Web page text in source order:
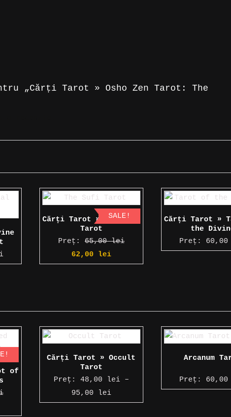
„Cărți Tarot » Osho Zen Tarot: The
SALE!
Cărți Tarot » The Sufi
Tarot
Preț: 65,00lei
Prețul
62,00 lei
Cărți Tarot »
the
Preț: 60,00
of
Cărți Tarot » Occult
Tarot
Preț: 48,00 lei –
95,00
leiInterval
Arcanum
Preț: 60,00